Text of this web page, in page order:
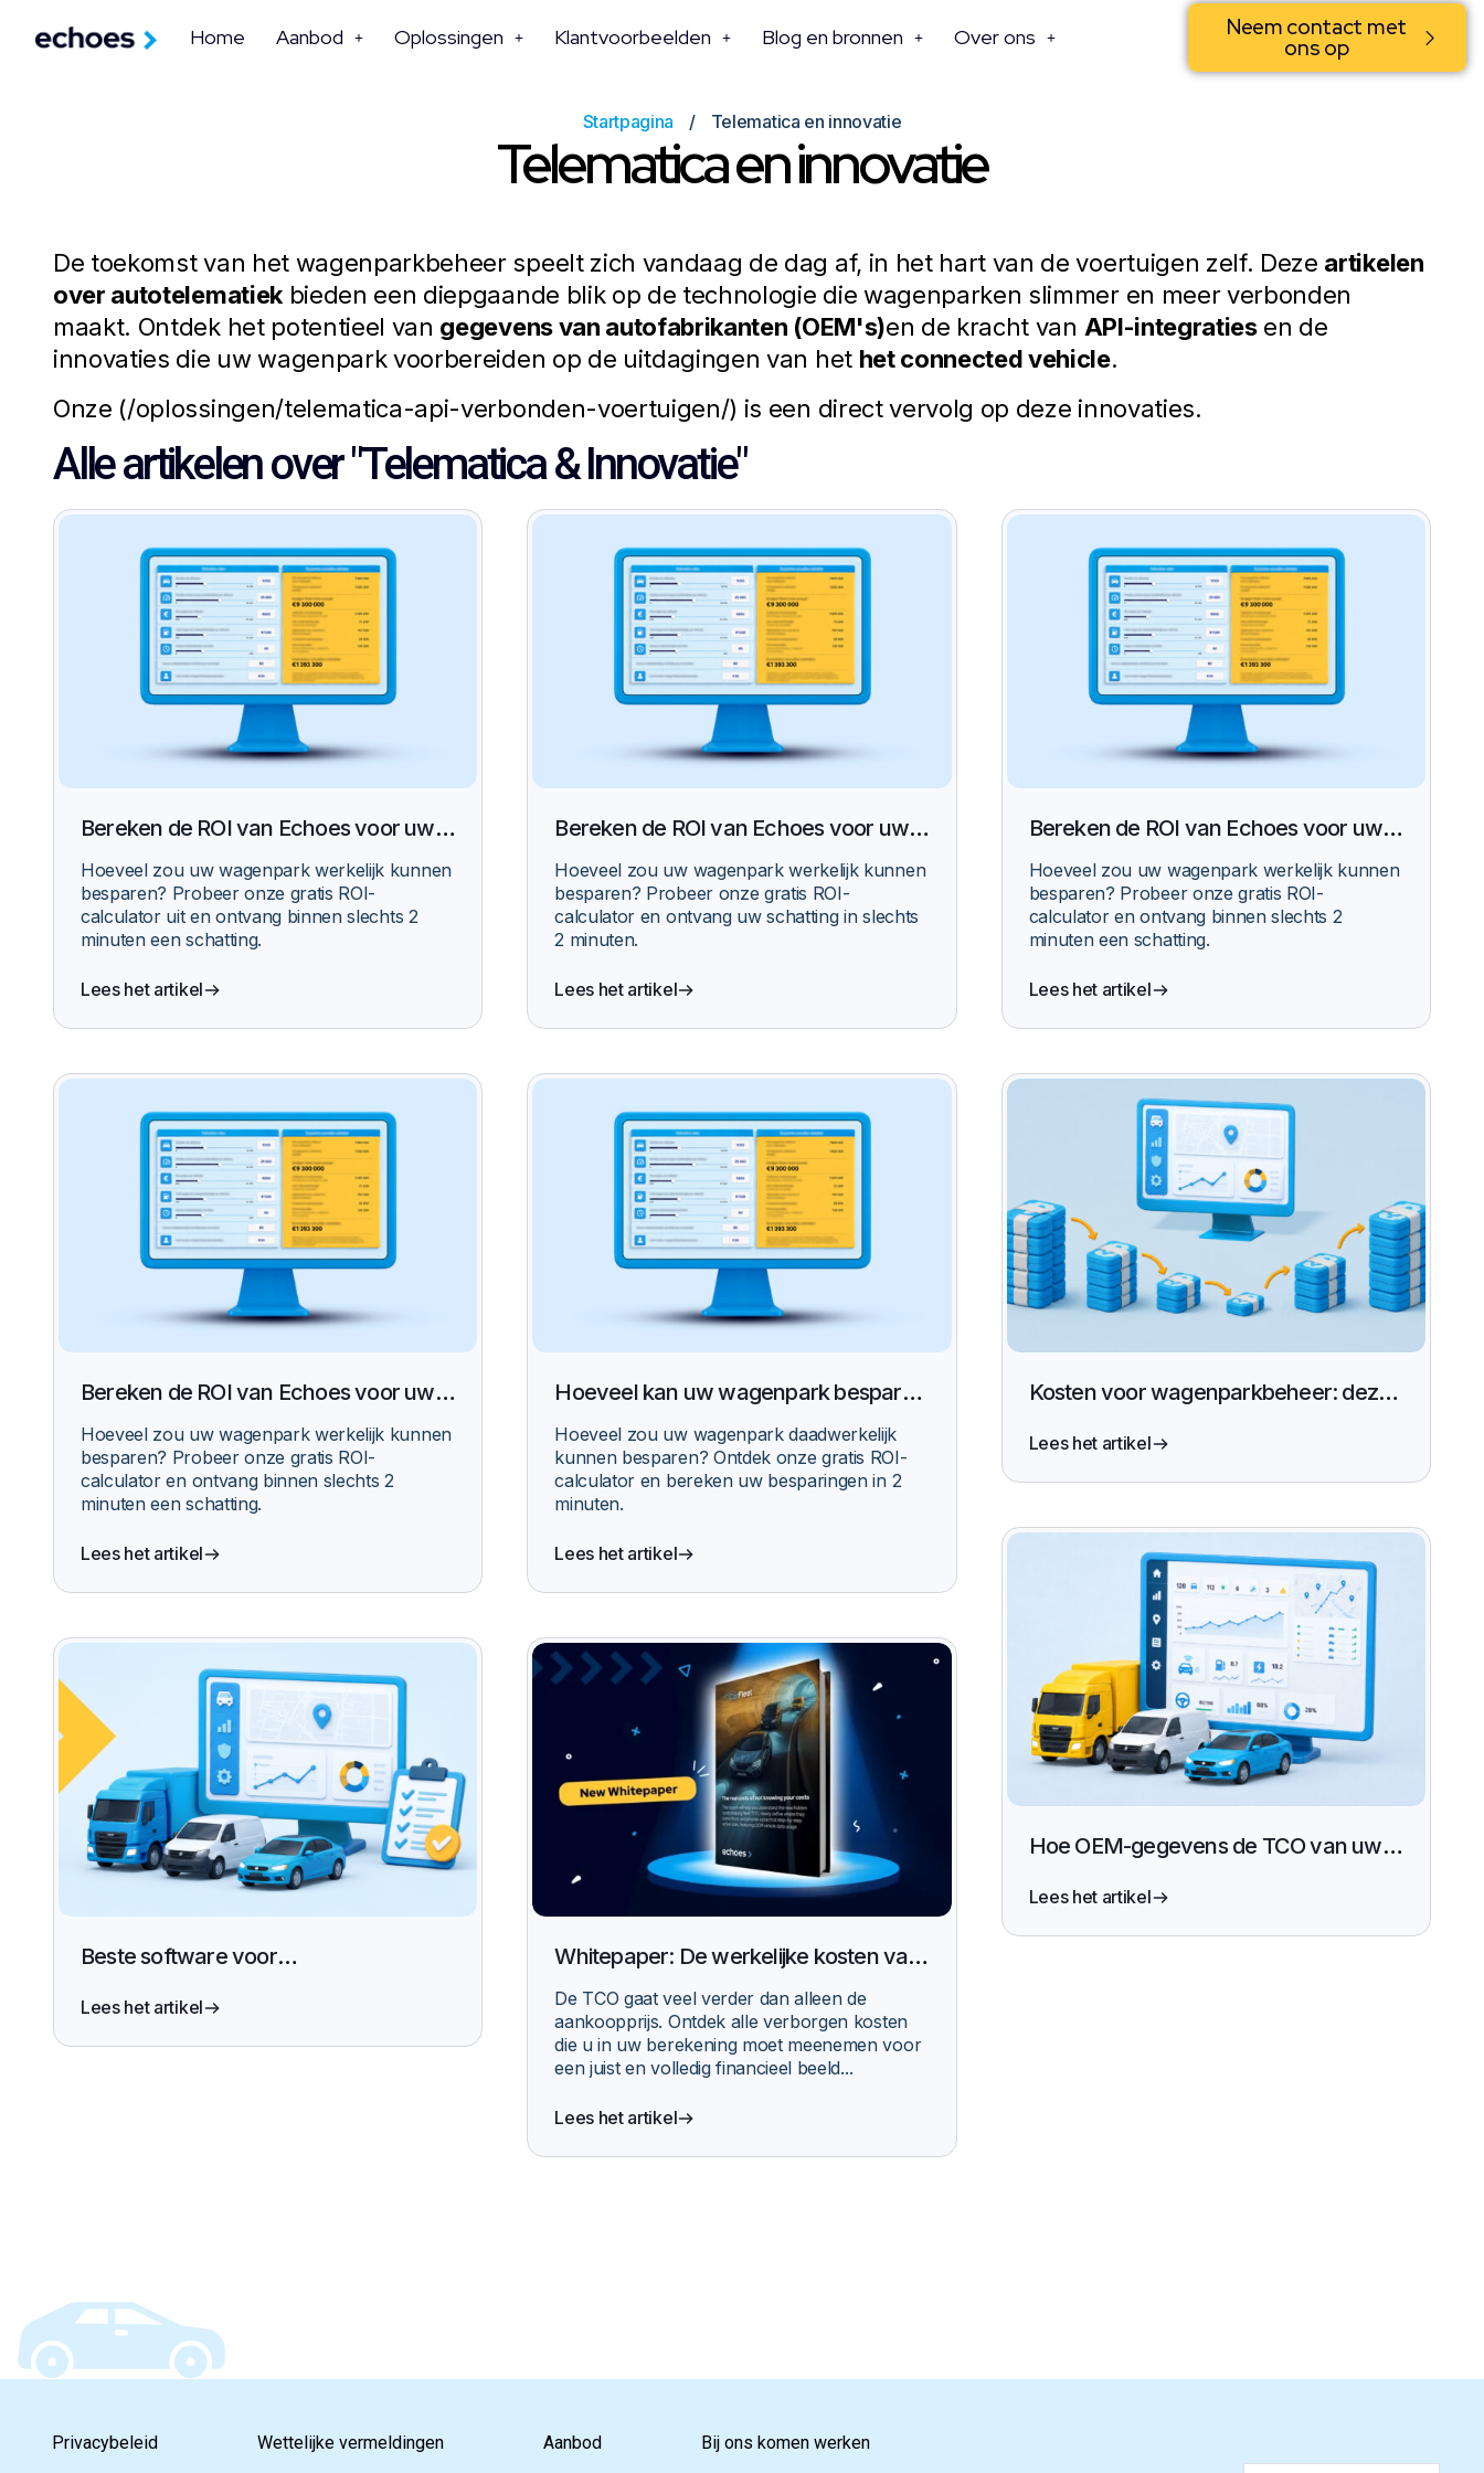
Home Aanbod Oplossingen Klantvoorbeelden Blog en bronnen Over ons Neem contact met
ons op
Startpagina Telematica en innovatie
Telematica en innovatie
De toekomst van het wagenparkbeheer speelt zich vandaag de dag af, in het hart van de voertuigen zelf. Deze artikelen
over autotelematiekbieden een diepgaande blik op de technologie die wagenparken slimmer en meer verbonden
maakt. Ontdek het potentieel van gegevens van autofabrikanten (OEM's)en de kracht van API-integratiesen de
innovaties die uw wagenpark voorbereiden op de uitdagingen van het het connected vehicle.
Onze (/oplossingen/telematica-api-verbonden-voertuigen/) is een direct vervolg op deze innovaties.
Alle artikelen over "Telematica & Innovatie"
Bereken de ROI van Echoes voor uw
Hoeveel zou uw wagenpark werkelijk kunnen
besparen? Probeer onze gratis ROI-
calculator uit en ontvang binnen slechts 2
minuten een schatting.
Lees het artikel
Bereken de ROI van Echoes voor uw
Hoeveel zou uw wagenpark werkelijk kunnen
besparen? Probeer onze gratis ROI-
calculator en ontvang uw schatting in slechts
2 minuten.
Lees het artikel
Bereken de ROI van Echoes voor uw
Hoeveel zou uw wagenpark werkelijk kunnen
besparen? Probeer onze gratis ROI-
calculator en ontvang binnen slechts 2
minuten een schatting.
Lees het artikel
Bereken de ROI van Echoes voor uw
Hoeveel zou uw wagenpark werkelijk kunnen
besparen? Probeer onze gratis ROI-
calculator en ontvang binnen slechts 2
minuten een schatting.
Lees het artikel
Hoeveel kan uw wagenpark besparen
Hoeveel zou uw wagenpark daadwerkelijk
kunnen besparen? Ontdek onze gratis ROI-
calculator en bereken uw besparingen in 2
minuten.
Lees het artikel
Kosten voor wagenparkbeheer: deze
Lees het artikel
Hoe OEM-gegevens de TCO van uw
rapportage vereenvoudigen)
Lees het artikel
Beste software voor
Lees het artikel
Whitepaper: De werkelijke kosten van
De TCO gaat veel verder dan alleen de
aankoopprijs. Ontdek alle verborgen kosten
die u in uw berekening moet meenemen voor
een juist en volledig financieel beeld...
Lees het artikel
Privacybeleid Wettelijke vermeldingen Aanbod Bij ons komen werken